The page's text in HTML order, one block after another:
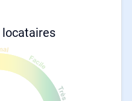
locataires